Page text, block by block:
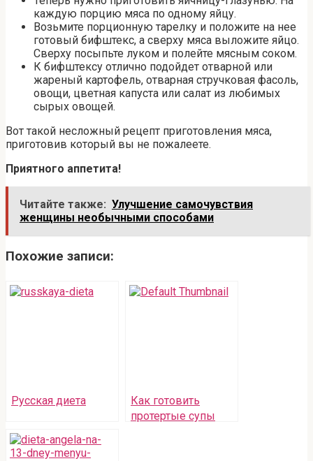
каждую порцию мяса по одному яйцу.
Возьмите порционную тарелку и положите на нее
готовый бифштекс, а сверху мяса выложите яйцо.
Сверху посыпьте луком и полейте мясным соком.
К бифштексу отлично подойдет отварной или
жареный картофель, отварная стручковая фасоль,
овощи, цветная капуста или салат из любимых
сырых овощей.
Вот такой несложный рецепт приготовления мяса,
приготовив который вы не пожалеете.
Приятного аппетита!
Читайте также: Улучшение самочувствия
женщины необычными способами
Похожие записи:
Русская диета
Как готовить
протертые супы